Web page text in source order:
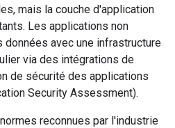
mais la couche d'application
Les applications non
avec une infrastructure
via des intégrations de
de sécurité des applications
Security Assessment).
reconnues par l'industrie